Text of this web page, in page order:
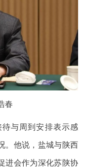
春
与周到安排表示感
。他说，盐城与陕西
进会作为深化苏陕协